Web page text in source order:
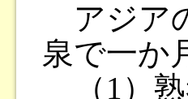
アジア
泉で一か
（1）